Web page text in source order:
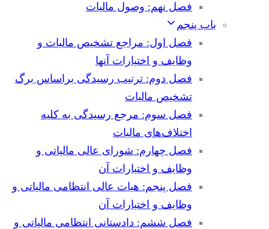
فصل نهم: وصول مالیات
باب پنجم
فصل اول: مراجع تشخیص مالیات و
وظایف و اختیارات آنها
فصل دوم: ترتیب رسیدگی براساس برگ
تشخیص مالیات
فصل سوم: مرجع رسیدگی به کلیه
اختلاف‌های مالیات
فصل چهارم: شورای عالی مالیاتی و
وظایف و اختیارات آن
فصل پنجم: هیات عالی انتظامی مالیاتی و
وظایف و اختیارات آن
فصل ششم: دادستانی انتظامی مالیاتی و